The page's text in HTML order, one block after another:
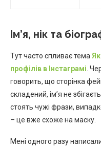
Ім’я, нік та
Тут часто спливає тема
профілів в Інстаграмі .
говорить, що сторінка
складений, ім’я не
стоять чужі фрази,
– це вже схоже на маску.
Мені одного разу